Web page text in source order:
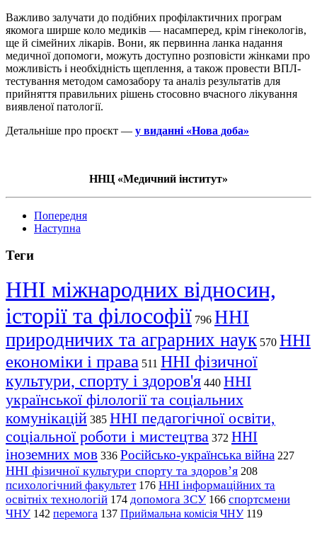
Важливо залучати до подібних профілактичних програм
якомога ширше коло медиків — насамперед, крім гінекологів,
ще й сімейних лікарів. Вони, як первинна ланка надання
медичної допомоги, можуть доступно розповісти жінками про
можливість і необхідність щеплення, а також провести ВПЛ-
тестування методом самозабору та аналіз результатів для
прийняття правильних рішень стосовно вчасного лікування
виявленої патології.
Детальніше про проєкт — у виданні «Нова доба»
ННЦ «Медичний інститут»
Попередня
Наступна
Теги
ННІ міжнародних відносин,
історії та філософії 796 ННІ
природничих та аграрних наук 570 ННІ
економіки і права 511 ННІ фізичної
культури, спорту і здоров'я 440 ННІ
української філології та соціальних
комунікацій 385 ННІ педагогічної освіти,
соціальної роботи і мистецтва 372 ННІ
іноземних мов 336 Російсько-українська війна 227
ННІ фізичної культури спорту та здоров’я 208
психологічний факультет 176 ННІ інформаційних та
освітніх технологій 174 допомога ЗСУ 166 спортсмени
ЧНУ 142 перемога 137 Приймальна комісія ЧНУ 119